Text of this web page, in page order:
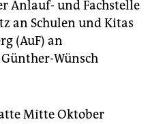
Anlauf- und Fachstelle
an Schulen und Kitas
(AuF) an
Wünsch
Mitte Oktober